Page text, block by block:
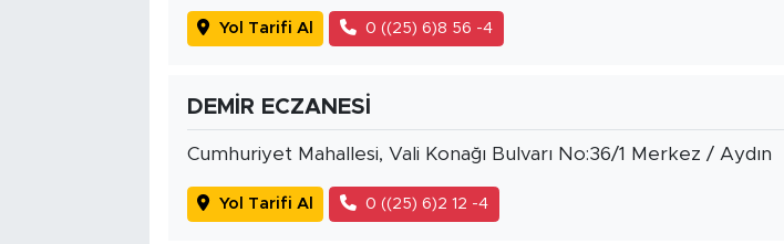
Yol Tarifi Al 0 ((25) 6)8 56 -4
DEMİR ECZANESİ
Cumhuriyet Mahallesi, Vali Konağı Bulvarı No:36/1 Merkez / Aydın
Yol Tarifi Al 0 ((25) 6)2 12 -4